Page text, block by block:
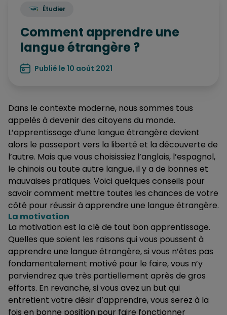
Étudier
Comment apprendre une
langue étrangère ?
Publié le 10 août 2021
Dans le contexte moderne, nous sommes tous
appelés à devenir des citoyens du monde.
L’apprentissage d’une langue étrangère devient
alors le passeport vers la liberté et la découverte de
l’autre. Mais que vous choisissiez l’anglais, l’espagnol,
le chinois ou toute autre langue, il y a de bonnes et
mauvaises pratiques. Voici quelques conseils pour
savoir comment mettre toutes les chances de votre
côté pour réussir à apprendre une langue étrangère.
La motivation
La motivation est la clé de tout bon apprentissage.
Quelles que soient les raisons qui vous poussent à
apprendre une langue étrangère, si vous n’êtes pas
fondamentalement motivé pour le faire, vous n’y
parviendrez que très partiellement après de gros
efforts. En revanche, si vous avez un but qui
entretient votre désir d’apprendre, vous serez à la
fois en bonne position pour faire fonctionner